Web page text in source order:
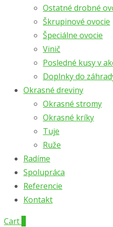
Ostatné drobné
Škrupinové ovocie
Špeciálne ovocie
Vinič
Posledné kusy v
Doplnky do
Okrasné dreviny
Okrasné stromy
Okrasné kríky
Tuje
Ruže
Radíme
Spolupráca
Referencie
Kontakt
Cart